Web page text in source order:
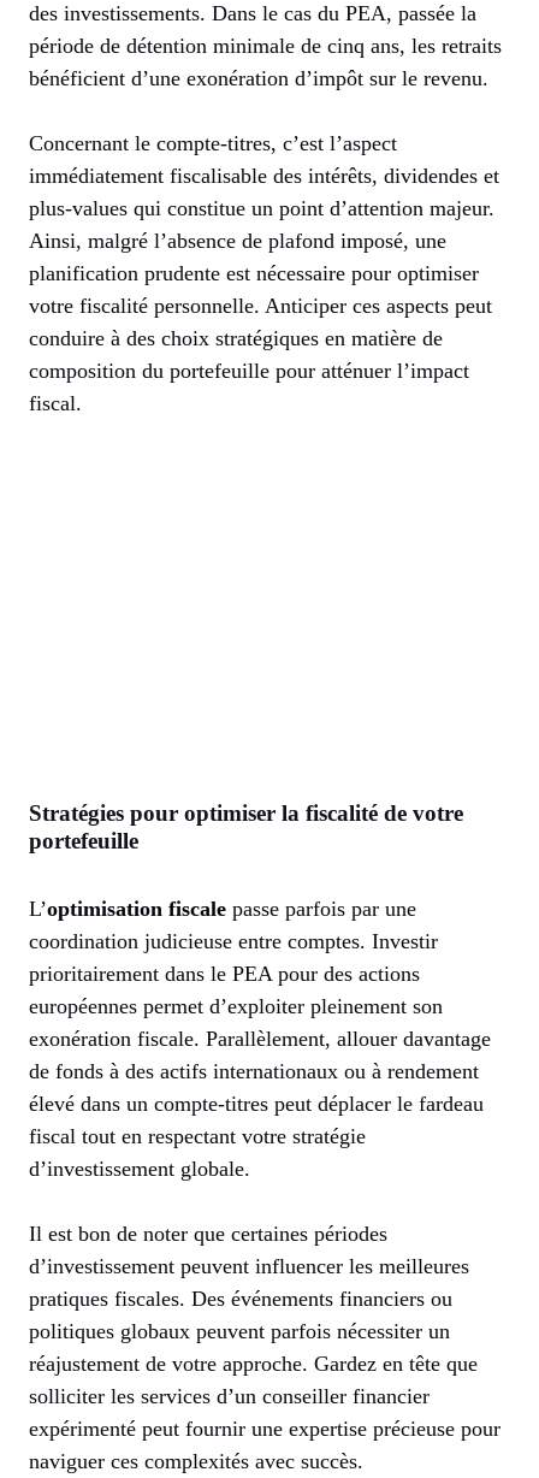
des investissements. Dans le cas du PEA, passée la
période de détention minimale de cinq ans, les retraits
bénéficient d’une exonération d’impôt sur le revenu.
Concernant le compte-titres, c’est l’aspect
immédiatement fiscalisable des intérêts, dividendes et
plus-values qui constitue un point d’attention majeur.
Ainsi, malgré l’absence de plafond imposé, une
planification prudente est nécessaire pour optimiser
votre fiscalité personnelle. Anticiper ces aspects peut
conduire à des choix stratégiques en matière de
composition du portefeuille pour atténuer l’impact
fiscal.
Stratégies pour optimiser la fiscalité de votre
portefeuille
L’optimisation fiscale passe parfois par une
coordination judicieuse entre comptes. Investir
prioritairement dans le PEA pour des actions
européennes permet d’exploiter pleinement son
exonération fiscale. Parallèlement, allouer davantage
de fonds à des actifs internationaux ou à rendement
élevé dans un compte-titres peut déplacer le fardeau
fiscal tout en respectant votre stratégie
d’investissement globale.
Il est bon de noter que certaines périodes
d’investissement peuvent influencer les meilleures
pratiques fiscales. Des événements financiers ou
politiques globaux peuvent parfois nécessiter un
réajustement de votre approche. Gardez en tête que
solliciter les services d’un conseiller financier
expérimenté peut fournir une expertise précieuse pour
naviguer ces complexités avec succès.